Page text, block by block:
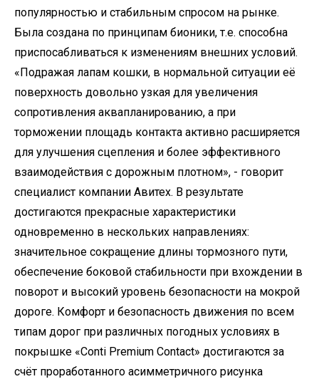
популярностью и стабильным спросом на рынке.
Была создана по принципам бионики, т.е. способна
приспосабливаться к изменениям внешних условий.
«Подражая лапам кошки, в нормальной ситуации её
поверхность довольно узкая для увеличения
сопротивления аквапланированию, а при
торможении площадь контакта активно расширяется
для улучшения сцепления и более эффективного
взаимодействия с дорожным плотном», - говорит
специалист компании Авитех. В результате
достигаются прекрасные характеристики
одновременно в нескольких направлениях:
значительное сокращение длины тормозного пути,
обеспечение боковой стабильности при вхождении в
поворот и высокий уровень безопасности на мокрой
дороге. Комфорт и безопасность движения по всем
типам дорог при различных погодных условиях в
покрышке «Conti Premium Contact» достигаются за
счёт проработанного асимметричного рисунка